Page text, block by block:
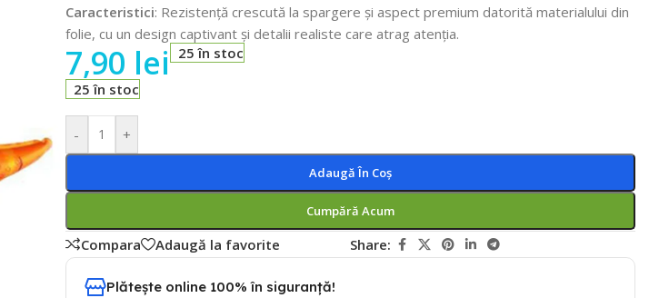
Caracteristici: Rezistență crescută la spargere și aspect premium datorită materialului din
folie, cu un design captivant și detalii realiste care atrag atenția.
7,90 lei
25 în stoc
25 în stoc
- +
Adaugă În Coș
Cumpără Acum
Compara Adaugă la favorite Share:
Plătește online 100% în siguranță!